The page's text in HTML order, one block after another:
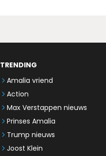
TRENDING
Amalia vriend
Action
Max Verstappen nieuws
Prinses Amalia
Trump nieuws
Joost Klein